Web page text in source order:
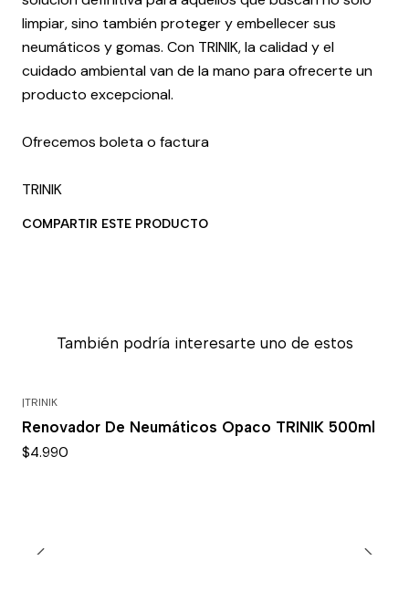
limpiar, sino también proteger y embellecer sus
neumáticos y gomas. Con TRINIK, la calidad y el
cuidado ambiental van de la mano para ofrecerte un
producto excepcional.
Ofrecemos boleta o factura
TRINIK
COMPARTIR ESTE PRODUCTO
También podría interesarte uno de estos
|TRINIK
Renovador De Neumáticos Opaco TRINIK 500ml
$4.990